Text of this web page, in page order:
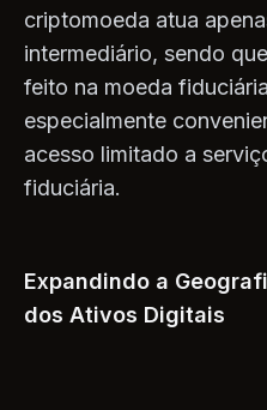
criptomoeda atua
intermediário, sendo
feito na moeda
especialmente
acesso limitado a
fiduciária.
Expandindo a
dos Ativos Digitais